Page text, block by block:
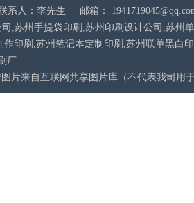
系人：李先生 邮箱：
司,苏州手提袋印刷,苏州印刷设计公司,苏
作印刷,苏州笔记本定制印刷,苏州联单黑白
厂
片来自互联网共享图片库（不代表我司用